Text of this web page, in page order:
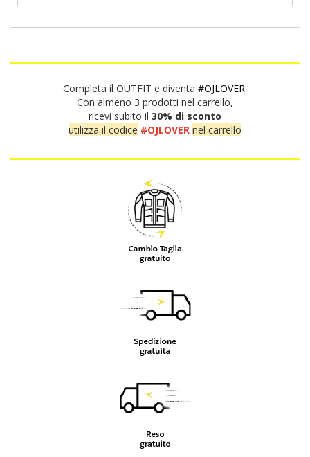
Completa il OUTFIT e diventa #OJLOVER
Con almeno 3 prodotti nel carrello,
ricevi subito il 30% di sconto
utilizza il codice #OJLOVER nel carrello